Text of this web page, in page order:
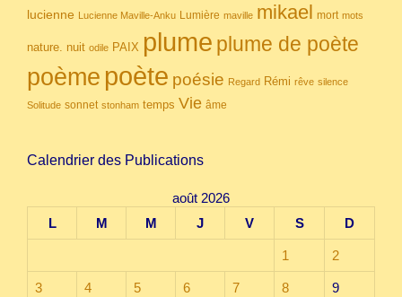
lucienne Lucienne Maville-Anku Lumière maville mikael mort mots
nature. nuit odile PAIX plume plume de poète
poème poète poésie Regard Rémi rêve silence
Solitude sonnet stonham temps Vie âme
Calendrier des Publications
août 2026
L
M M J V S D
1 2
3 4 5 6 7 8 9